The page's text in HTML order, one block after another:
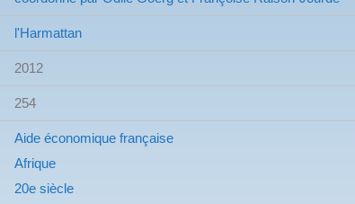
l'Harmattan
2012
254
Aide économique française
Afrique
20e siècle